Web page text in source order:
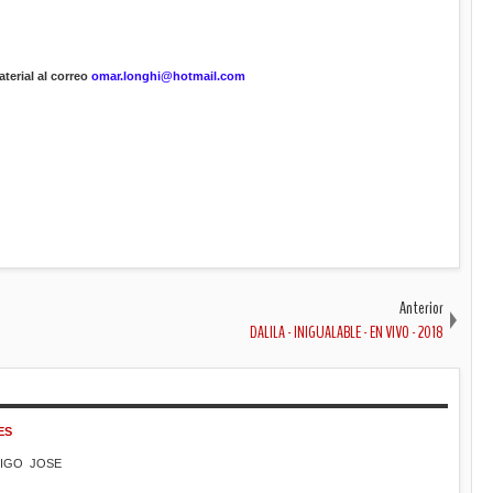
al correo omar.longhi@hotmail.com
Anterior
DALILA - INIGUALABLE - EN VIVO - 2018
JOSE